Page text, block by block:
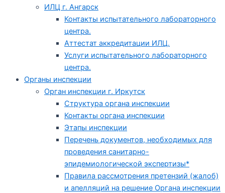
ИЛЦ г. Ангарск
Контакты испытательного лабораторного
центра.
Аттестат аккредитации ИЛЦ.
Услуги испытательного лабораторного
центра.
Органы инспекции
Орган инспекции г. Иркутск
Структура органа инспекции
Контакты органа инспекции
Этапы инспекции
Перечень документов, необходимых для
проведения санитарно-
эпидемиологической экспертизы*
Правила рассмотрения претензий (жалоб)
и апелляций на решение Органа инспекции